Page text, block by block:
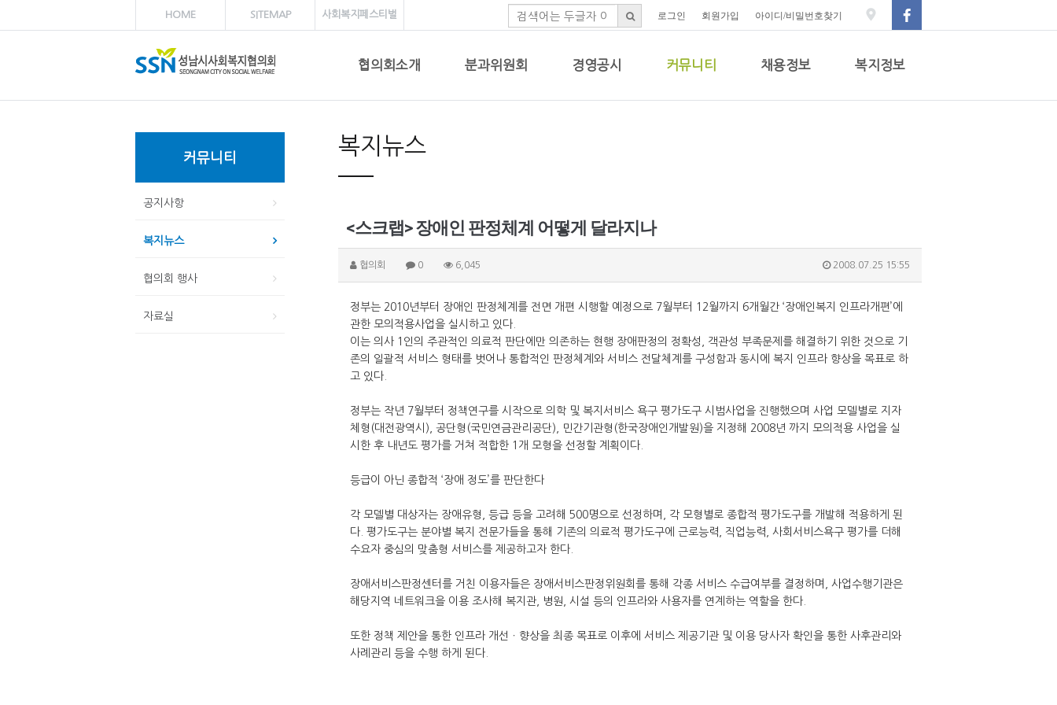
HOME SITEMAP 사회복지페스티벌 로그인 회원가입 아이디/비밀번호찾기
협의회소개 분과위원회 경영공시 커뮤니티 채용정보 복지정보
복지뉴스
<스크랩> 장애인 판정체계 어떻게 달라지나
협의회 0 6,045 2008.07.25 15:55
정부는 2010년부터 장애인 판정체계를 전면 개편 시행할 예정으로 7월부터 12월까지 6개월간 ‘장애인복지 인프라개편’에
관한 모의적용사업을 실시하고 있다.
이는 의사 1인의 주관적인 의료적 판단에만 의존하는 현행 장애판정의 정확성, 객관성 부족문제를 해결하기 위한 것으로 기
존의 일괄적 서비스 형태를 벗어나 통합적인 판정체계와 서비스 전달체계를 구성함과 동시에 복지 인프라 향상을 목표로 하
고 있다.
정부는 작년 7월부터 정책연구를 시작으로 의학 및 복지서비스 욕구 평가도구 시범사업을 진행했으며 사업 모델별로 지자
체형(대전광역시), 공단형(국민연금관리공단), 민간기관형(한국장애인개발원)을 지정해 2008년 까지 모의적용 사업을 실
시한 후 내년도 평가를 거쳐 적합한 1개 모형을 선정할 계획이다.
등급이 아닌 종합적 ‘장애 정도’를 판단한다
각 모델별 대상자는 장애유형, 등급 등을 고려해 500명으로 선정하며, 각 모형별로 종합적 평가도구를 개발해 적용하게 된
다. 평가도구는 분야별 복지 전문가들을 통해 기존의 의료적 평가도구에 근로능력, 직업능력, 사회서비스욕구 평가를 더해
수요자 중심의 맞춤형 서비스를 제공하고자 한다.
장애서비스판정센터를 거친 이용자들은 장애서비스판정위원회를 통해 각종 서비스 수급여부를 결정하며, 사업수행기관은
해당지역 네트워크을 이용 조사해 복지관, 병원, 시설 등의 인프라와 사용자를 연계하는 역할을 한다.
또한 정책 제안을 통한 인프라 개선ㆍ향상을 최종 목표로 이후에 서비스 제공기관 및 이용 당사자 확인을 통한 사후관리와
사례관리 등을 수행 하게 된다.
커뮤니티
공지사항
복지뉴스
협의회 행사
자료실